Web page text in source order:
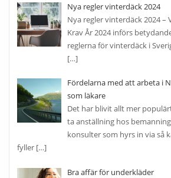
Nya regler vinterdäck 2024
Nya regler vinterdäck 2024 –
Krav År 2024 införs
reglerna för vinterdäck i
[…]
Fördelarna med att arbeta i
som läkare
Det har blivit allt mer
ta anställning hos
konsulter som hyrs in via så
fyller […]
Bra affär för underkläder